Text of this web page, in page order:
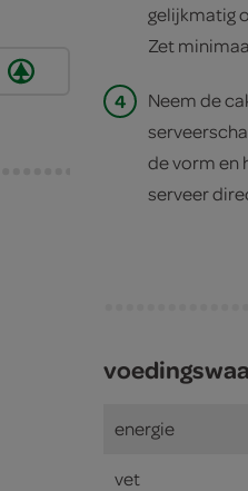
gelijkmatig
Zet
4
Neem de
de vorm en
serveer
energie
vet